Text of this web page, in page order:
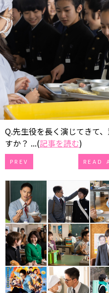
Q.先生役を長く演じてきて
すか？ ...(記事を読む)
PREV READ